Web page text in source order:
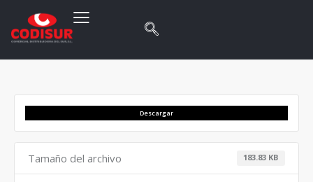
Descargar
Tamaño del archivo 183.83 KB